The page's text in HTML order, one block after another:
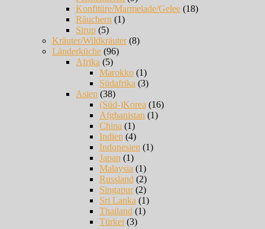
Konfitüre/Marmelade/Gelee (18)
Räuchern (1)
Sirup (5)
Kräuter/Wildkräuter(8)
Länderküche (96)
Afrika (5)
Marokko (1)
Südafrika (3)
Asien (38)
(Süd-)Korea (16)
Afghanistan (1)
China (1)
Indien (4)
Indonesien (1)
Japan (1)
Malaysia (1)
Russland (2)
Singapur(2)
Sri Lanka (1)
Thailand (1)
Türkei (3)